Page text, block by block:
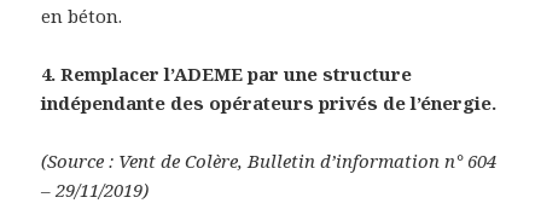
en béton.
4. Remplacer l’ADEME par une structure
indépendante des opérateurs privés de l’énergie.
(Source : Vent de Colère, Bulletin d’information n° 604
– 29/11/2019)